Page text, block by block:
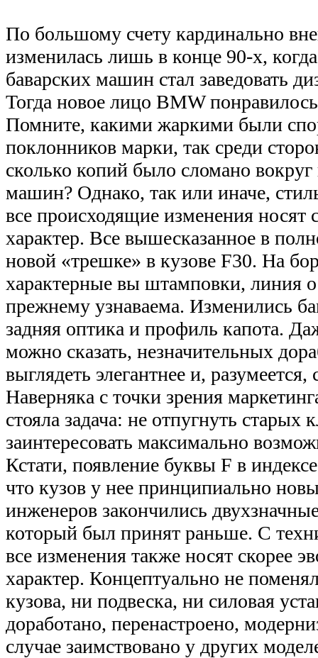
По большому счету кардинально
изменилась лишь в конце 90-х,
баварских машин стал заведовать
Тогда новое лицо BMW
Помните, какими жаркими были
поклонников марки, так среди
сколько копий было сломано
машин? Однако, так или иначе,
все происходящие изменения
характер. Все вышесказанное в
новой «трешке» в кузове F30. На
характерные вы штамповки, линия
прежнему узнаваема. Изменились
задняя оптика и профиль капота.
можно сказать, незначительных
выглядеть элегантнее и, разумеется,
Наверняка с точки зрения
стояла задача: не отпугнуть старых
заинтересовать максимально
Кстати, появление буквы F в
что кузов у нее принципиально
инженеров закончились
который был принят раньше. С
все изменения также носят скорее
характер. Концептуально не
кузова, ни подвеска, ни силовая
доработано, перенастроено,
случае заимствовано у других